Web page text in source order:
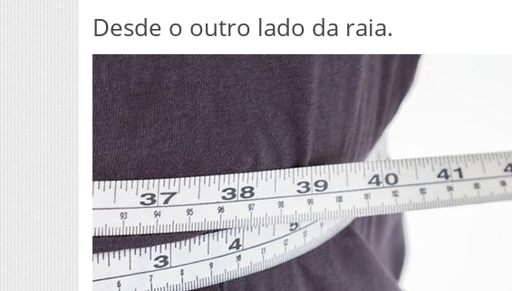
Desde o outro lado da raia.